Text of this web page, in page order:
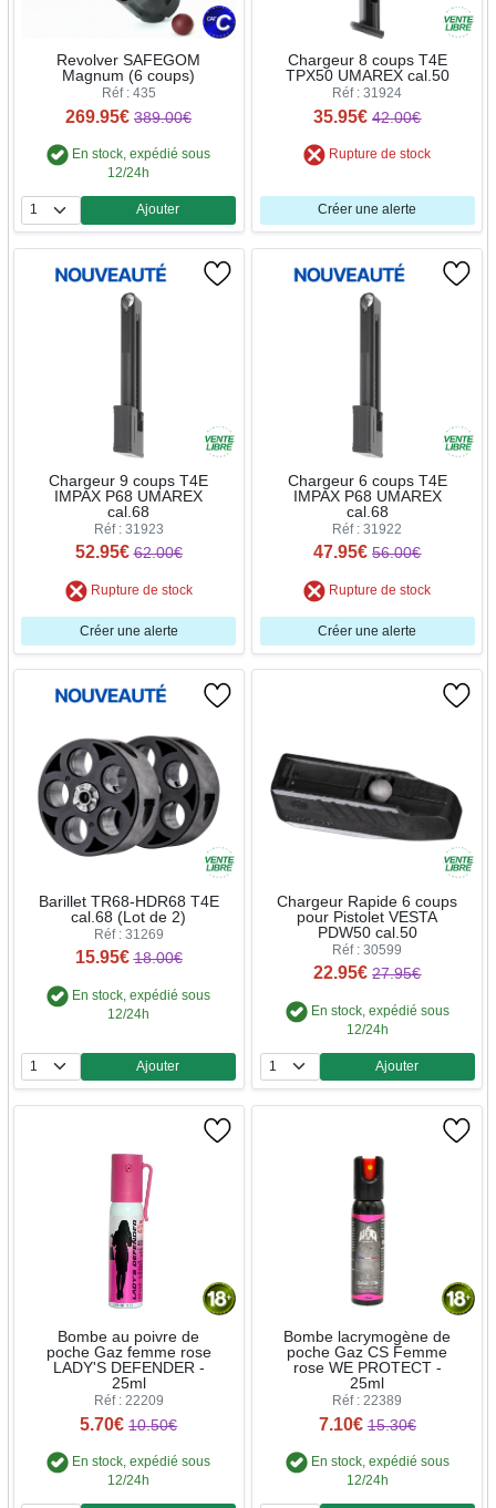
Revolver SAFEGOM
Magnum (6 coups)
Réf : 435
269.95€ 389.00€
En stock, expédié sous
12/24h
Quantité
Ajouter
Chargeur 8 coups T4E
TPX50 UMAREX cal.50
Réf : 31924
35.95€ 42.00€
Rupture de stock
Créer une alerte
Chargeur 9 coups T4E
IMPAX P68 UMAREX
cal.68
Réf : 31923
52.95€ 62.00€
Rupture de stock
Créer une alerte
Chargeur 6 coups T4E
IMPAX P68 UMAREX
cal.68
Réf : 31922
47.95€ 56.00€
Rupture de stock
Créer une alerte
Barillet TR68-HDR68 T4E
cal.68 (Lot de 2)
Réf : 31269
15.95€ 18.00€
En stock, expédié sous
12/24h
Quantité
Ajouter
Chargeur Rapide 6 coups
pour Pistolet VESTA
PDW50 cal.50
Réf : 30599
22.95€ 27.95€
En stock, expédié sous
12/24h
Quantité
Ajouter
Bombe au poivre de
poche Gaz femme rose
LADY'S DEFENDER -
25ml
Réf : 22209
5.70€ 10.50€
En stock, expédié sous
12/24h
Bombe lacrymogène de
poche Gaz CS Femme
rose WE PROTECT -
25ml
Réf : 22389
7.10€ 15.30€
En stock, expédié sous
12/24h